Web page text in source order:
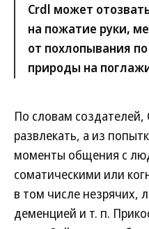
Crdl может
на пожатие руки,
от похлопывания
природы на
По словам создателей,
развлекать, а из
моменты общения с
соматическими или
в том числе незрячих,
деменцией и т. п.